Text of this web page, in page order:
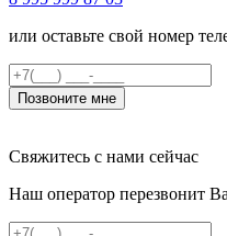
или оставьте свой номер
Позвоните мне
Свяжитесь с нами сейчас
Наш оператор перезвонит